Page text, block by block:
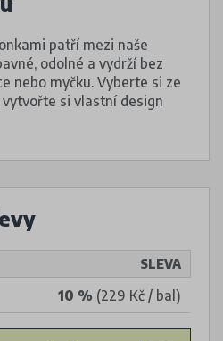
patří mezi naše
odolné a vydrží bez
nebo myčku. Vyberte si ze
si vlastní design
SLEVA
10 % (229 Kč / bal)